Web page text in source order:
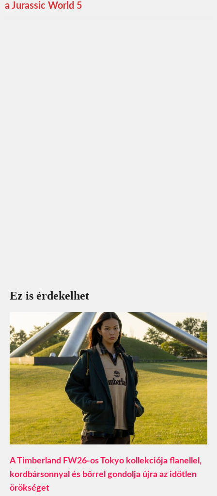
a Jurassic World 5
Ez is érdekelhet
A Timberland FW26-os Tokyo kollekciója flanellel,
kordbársonnyal és bőrrel gondolja újra az időtlen
örökséget